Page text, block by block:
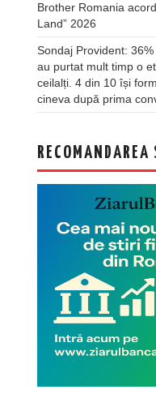
Brother Romania
Land” 2026
Sondaj Provident:
au purtat mult timp o
ceilalți. 4 din 10 își
cineva după prima
RECOMANDAREA